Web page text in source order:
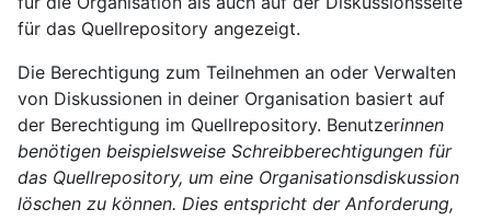
für das Quellrepository angezeigt.
Die Berechtigung zum Teilnehmen an oder Verwalten
von Diskussionen in deiner Organisation basiert auf
der Berechtigung im Quellrepository. Benutzerinnen
benötigen beispielsweise Schreibberechtigungen für
das Quellrepository, um eine Organisationsdiskussion
löschen zu können. Dies entspricht der Anforderung,